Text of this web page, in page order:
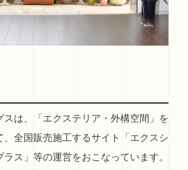
は、「エクステリア・外構空間」を
、全国販売施工するサイト「エクスシ
ス」等の運営をおこなっています。